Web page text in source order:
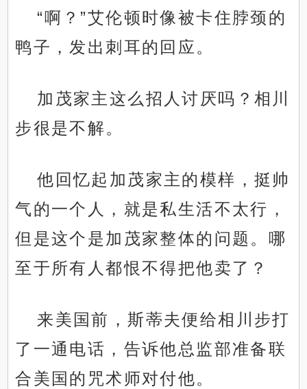
“啊？”艾伦顿时像被卡住脖颈的
鸭子，发出刺耳的回应。
加茂家主这么招人讨厌吗？相川
步很是不解。
他回忆起加茂家主的模样，挺帅
气的一个人，就是私生活不太行，
但是这个是加茂家整体的问题。哪
至于所有人都恨不得把他卖了？
来美国前，斯蒂夫便给相川步打
了一通电话，告诉他总监部准备联
合美国的咒术师对付他。